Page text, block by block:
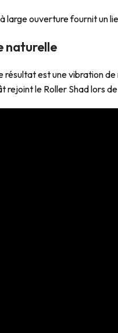
ouverture fournit un
naturelle
est une vibration
rejoint le Roller Shad lors